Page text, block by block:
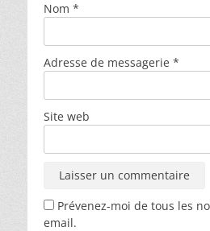
Nom *
Adresse de messagerie *
Site web
Prévenez-moi de tous les
email.